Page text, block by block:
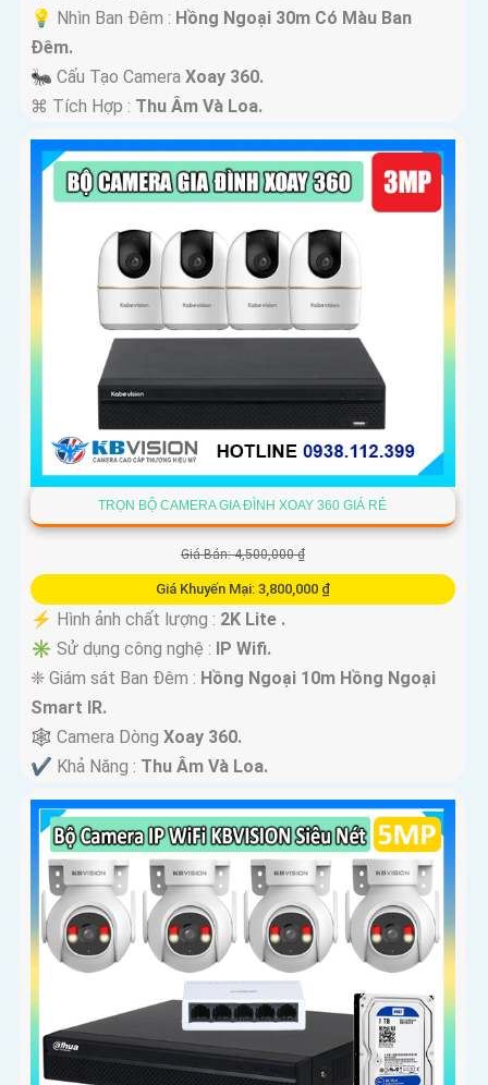
💡 Nhìn Ban Đêm : Hồng Ngoại 30m Có Màu Ban
Ðêm.
🐜 Cấu Tạo Camera Xoay 360.
️⌘ Tích Hợp : Thu Âm Và Loa.
TRỌN BỘ CAMERA GIA ĐÌNH XOAY 360 GIÁ RẺ
Giá Bán: 4,500,000 ₫
Giá Khuyến Mại: 3,800,000 ₫
️⚡ Hình ảnh chất lượng : 2K Lite .
✳️ Sử dụng công nghệ : IP Wifi.
❈ Giám sát Ban Đêm : Hồng Ngoại 10m Hồng Ngoại
Smart IR.
🕸️ Camera Dòng Xoay 360.
️✔️ Khả Năng : Thu Âm Và Loa.